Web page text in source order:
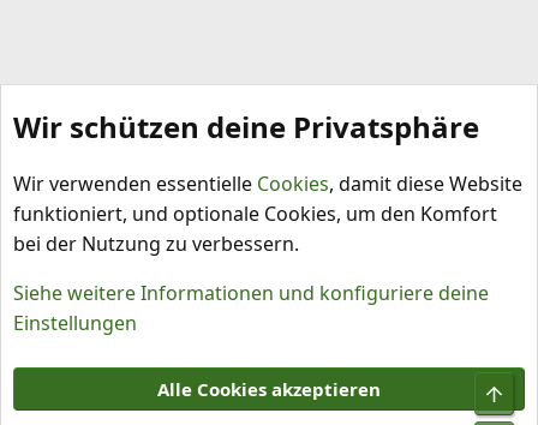
Substrate und Dünger
Nutzungsbedingungen
Datenschutz
Wir schützen deine Privatsphäre
Wir verwenden essentielle Cookies, damit diese Website
funktioniert, und optionale Cookies, um den Komfort
bei der Nutzung zu verbessern.
Siehe weitere Informationen und konfiguriere deine
Einstellungen
Alle Cookies akzeptieren